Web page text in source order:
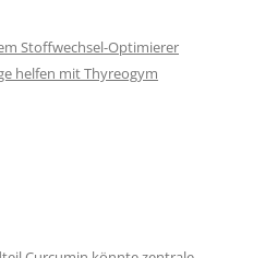
Stoffwechsel-Optimierer
helfen mit Thyreogym